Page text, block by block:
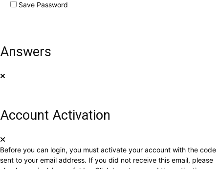
Save Password
Answers
Account Activation
Before you can login, you must activate your account with the code
sent to your email address. If you did not receive this email, please